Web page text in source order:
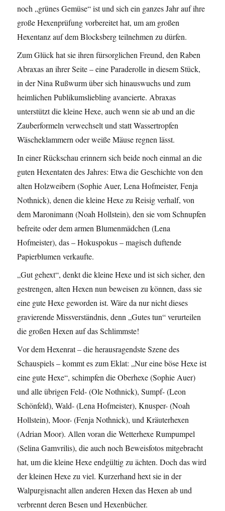
noch „grünes Gemüse“ ist und sich ein ganzes Jahr auf ihre
große Hexenprüfung vorbereitet hat, um am großen
Hexentanz auf dem Blocksberg teilnehmen zu dürfen.
Zum Glück hat sie ihren fürsorglichen Freund, den Raben
Abraxas an ihrer Seite – eine Paraderolle in diesem Stück,
in der Nina Rußwurm über sich hinauswuchs und zum
heimlichen Publikumsliebling avancierte. Abraxas
unterstützt die kleine Hexe, auch wenn sie ab und an die
Zauberformeln verwechselt und statt Wassertropfen
Wäscheklammern oder weiße Mäuse regnen lässt.
In einer Rückschau erinnern sich beide noch einmal an die
guten Hexentaten des Jahres: Etwa die Geschichte von den
alten Holzweibern (Sophie Auer, Lena Hofmeister, Fenja
Nothnick), denen die kleine Hexe zu Reisig verhalf, von
dem Maronimann (Noah Hollstein), den sie vom Schnupfen
befreite oder dem armen Blumenmädchen (Lena
Hofmeister), das – Hokuspokus – magisch duftende
Papierblumen verkaufte.
„Gut gehext“, denkt die kleine Hexe und ist sich sicher, den
gestrengen, alten Hexen nun beweisen zu können, dass sie
eine gute Hexe geworden ist. Wäre da nur nicht dieses
gravierende Missverständnis, denn „Gutes tun“ verurteilen
die großen Hexen auf das Schlimmste!
Vor dem Hexenrat – die herausragendste Szene des
Schauspiels – kommt es zum Eklat: „Nur eine böse Hexe ist
eine gute Hexe“, schimpfen die Oberhexe (Sophie Auer)
und alle übrigen Feld- (Ole Nothnick), Sumpf- (Leon
Schönfeld), Wald- (Lena Hofmeister), Knusper- (Noah
Hollstein), Moor- (Fenja Nothnick), und Kräuterhexen
(Adrian Moor). Allen voran die Wetterhexe Rumpumpel
(Selina Gamvrilis), die auch noch Beweisfotos mitgebracht
hat, um die kleine Hexe endgültig zu ächten. Doch das wird
der kleinen Hexe zu viel. Kurzerhand hext sie in der
Walpurgisnacht allen anderen Hexen das Hexen ab und
verbrennt deren Besen und Hexenbücher.